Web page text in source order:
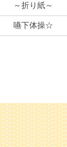
～折り紙～
嚥下体操☆